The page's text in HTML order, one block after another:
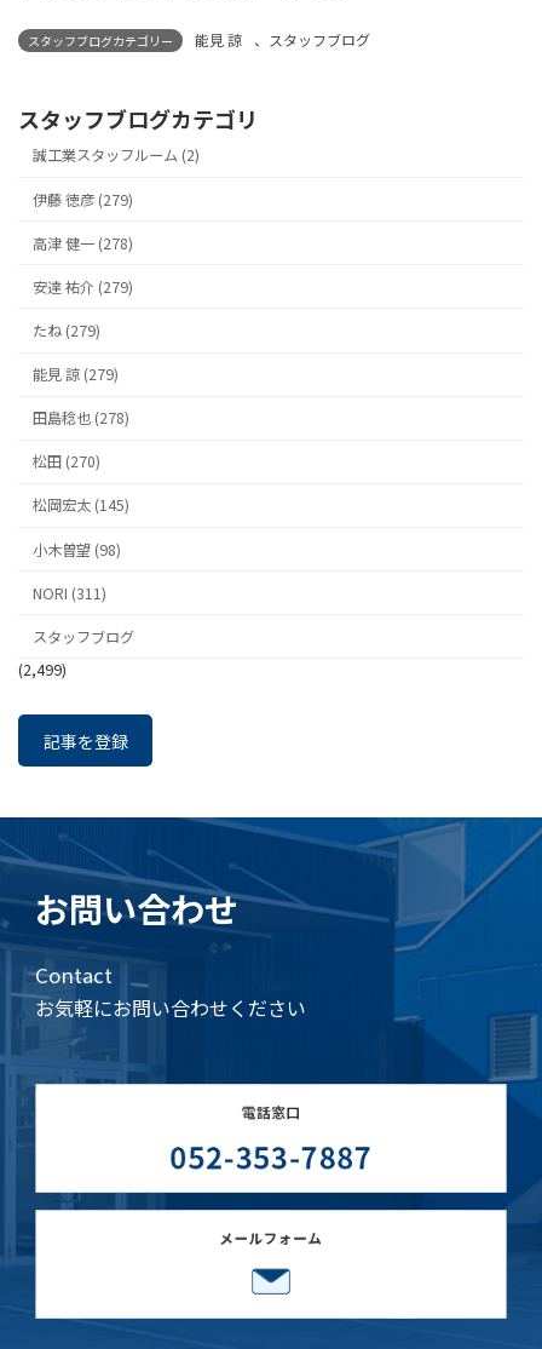
スタッフブログカテゴリー 能見 諒 、 スタッフブログ
スタッフブログカテゴリ
誠工業スタッフルーム (2)
伊藤 徳彦 (279)
高津 健一 (278)
安達 祐介 (279)
たね (279)
能見 諒 (279)
田島稔也 (278)
松田 (270)
松岡宏太 (145)
小木曽望 (98)
NORI (311)
スタッフブログ
(2,499)
記事を登録
お問い合わせ
Contact
お気軽にお問い合わせください